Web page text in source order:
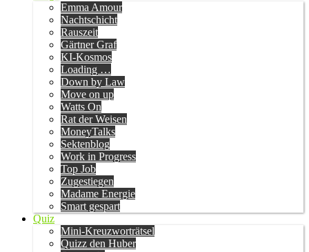
Emma Amour
Nachtschicht
Rauszeit
Gärtner Graf
KI-Kosmos
Loading …
Down by Law
Move on up
Watts On
Rat der Weisen
MoneyTalks
Sektenblog
Work in Progress
Top Job
Zugestiegen
Madame Energie
Smart gespart
Quiz
Mini-Kreuzworträtsel
Quizz den Huber